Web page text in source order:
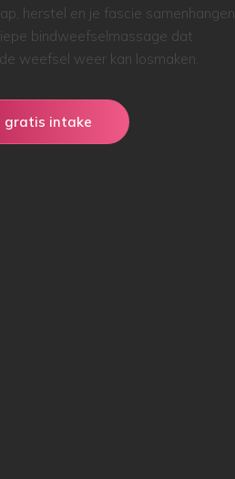
herstel en je fascie samenhangen
bindweefselmassage dat
weefsel weer kan losmaken.
gratis intake